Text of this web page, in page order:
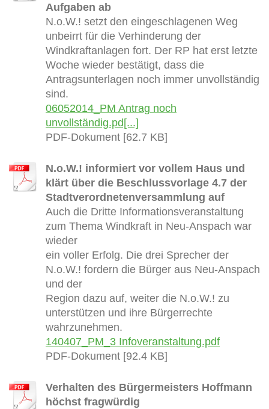
Aufgaben ab
N.o.W.! setzt den eingeschlagenen Weg
unbeirrt für die Verhinderung der
Windkraftanlagen fort. Der RP hat erst letzte
Woche wieder bestätigt, dass die
Antragsunterlagen noch immer unvollständig
sind.
06052014_PM Antrag noch
unvollständig.pd[...]
PDF-Dokument [62.7 KB]
N.o.W.! informiert vor vollem Haus und
klärt über die Beschlussvorlage 4.7 der
Stadtverordnetenversammlung auf
Auch die Dritte Informationsveranstaltung
zum Thema Windkraft in Neu-Anspach war
wieder
ein voller Erfolg. Die drei Sprecher der
N.o.W.! fordern die Bürger aus Neu-Anspach
und der
Region dazu auf, weiter die N.o.W.! zu
unterstützen und ihre Bürgerrechte
wahrzunehmen.
140407_PM_3 Infoveranstaltung.pdf
PDF-Dokument [92.4 KB]
Verhalten des Bürgermeisters Hoffmann
höchst fragwürdig